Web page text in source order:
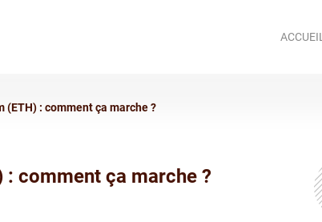
ACCUEIL
(ETH) : comment ça marche ?
: comment ça marche ?